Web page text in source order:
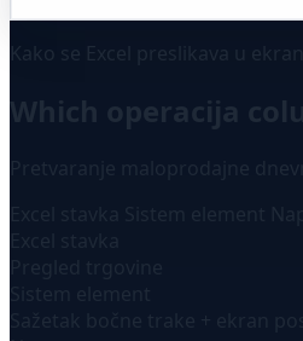
Kako se Excel preslikava u ekrane